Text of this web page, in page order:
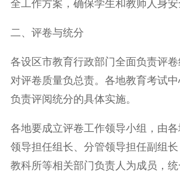
全工作方案，确保学生和教师人身安
二、评卷与统分
各设区市教育行政部门全面负责评
对评卷质量负总责。各地教育考试中
负责评阅统分的具体实施。
各地要成立评卷工作领导小组，由
领导担任组长、分管领导担任副组长
教科所等相关部门负责人为成员，